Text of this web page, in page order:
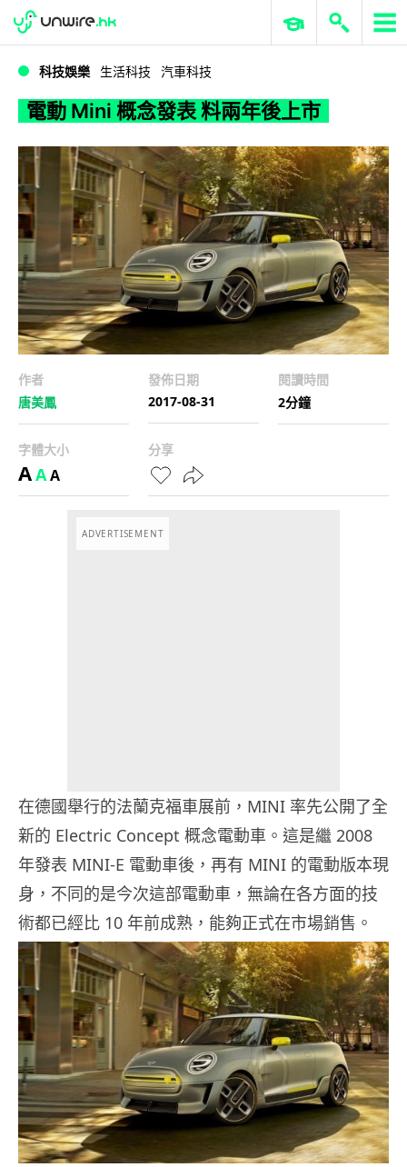
電動 Mini 概念發表 料兩年後上市
WWDC 2026 ERP 與商業 AI
科技娛樂 生活科技 汽車科技
電動 Mini 概念發表 料兩年後上市
作者
唐美鳳
發佈日期
2017-08-31
閱讀時間
2分鐘
字體大小
AAA
分享
ADVERTISEMENT
在德國舉行的法蘭克福車展前，MINI 率先公開了全
新的 Electric Concept 概念電動車。這是繼 2008
年發表 MINI-E 電動車後，再有 MINI 的電動版本現
身，不同的是今次這部電動車，無論在各方面的技
術都已經比 10 年前成熟，能夠正式在市場銷售。